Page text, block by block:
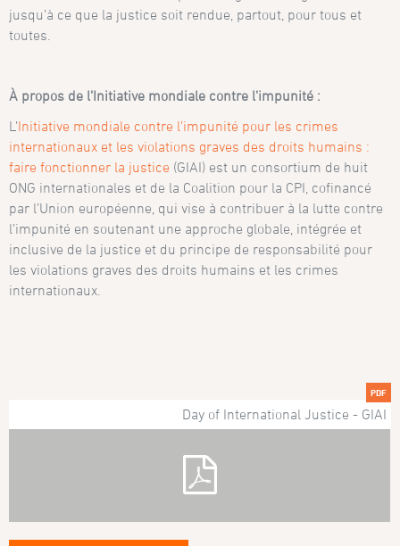
jusqu’à ce que la justice soit rendue, partout, pour tous et
toutes.
À propos de l’Initiative mondiale contre l’impunité :
L’Initiative mondiale contre l’impunité pour les crimes
internationaux et les violations graves des droits humains :
faire fonctionner la justice (GIAI) est un consortium de huit
ONG internationales et de la Coalition pour la CPI, cofinancé
par l’Union européenne, qui vise à contribuer à la lutte contre
l’impunité en soutenant une approche globale, intégrée et
inclusive de la justice et du principe de responsabilité pour
les violations graves des droits humains et les crimes
internationaux.
PDF
Day of International Justice - GIAI